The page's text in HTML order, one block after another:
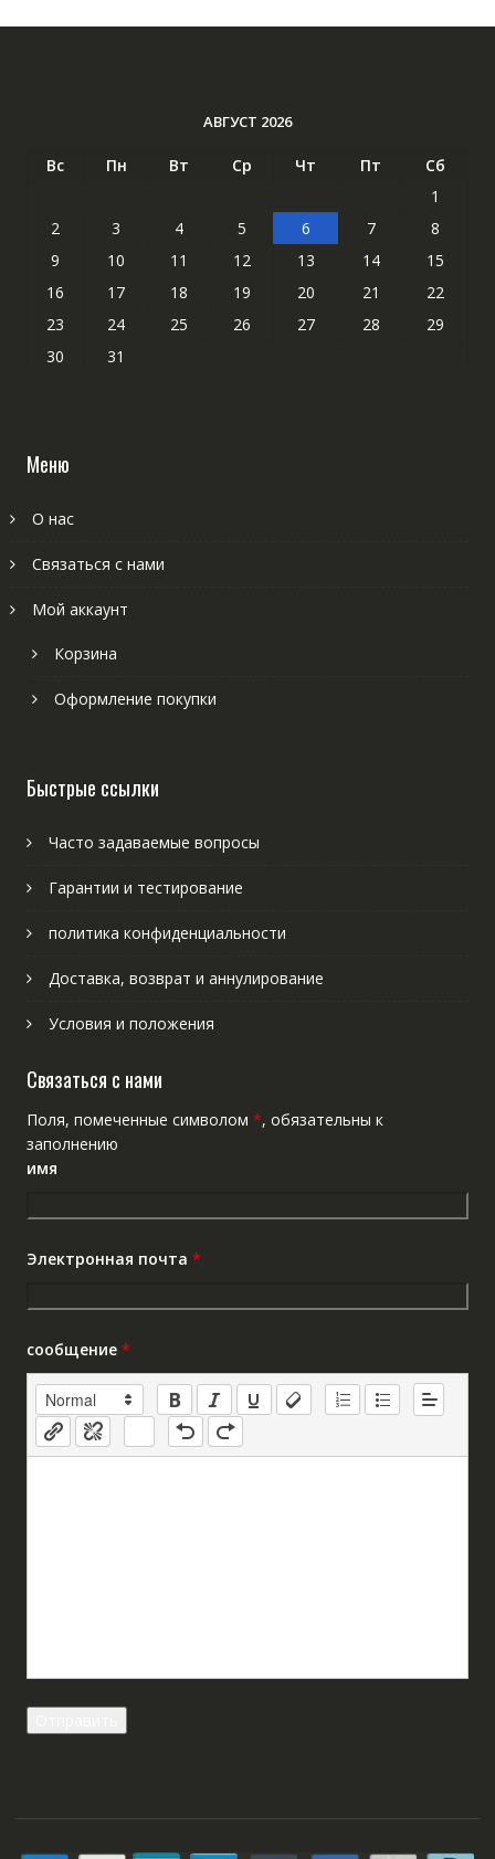
АВГУСТ 2026
Вс Пн Вт Ср Чт Пт
Сб
1
2
3 4 5 6 7
8
9
10 11 12 13 14
15
16
17 18 19 20 21
22
23
24 25 26 27 28
29
30
31
Меню
О нас
Связаться с нами
Мой аккаунт
Корзина
Оформление покупки
Быстрые ссылки
Часто задаваемые вопросы
Гарантии и тестирование
политика конфиденциальности
Доставка, возврат и аннулирование
Условия и положения
Связаться с нами
Поля, помеченные символом *, обязательны к
заполнению
имя
Электронная почта *
сообщение *